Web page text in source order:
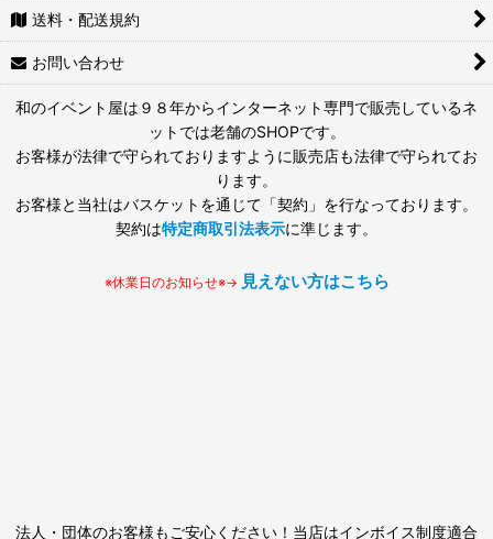
送料・配送規約
お問い合わせ
和のイベント屋は９８年からインターネット専門で販売しているネ
ットでは老舗のSHOPです。
お客様が法律で守られておりますように販売店も法律で守られてお
ります。
お客様と当社はバスケットを通じて「契約」を行なっております。
契約は特定商取引法表示に準じます。
※休業日のお知らせ※→ 見えない方はこちら
法人・団体のお客様もご安心ください！当店はインボイス制度適合